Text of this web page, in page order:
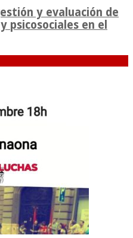
y evaluación de
psicosociales en el